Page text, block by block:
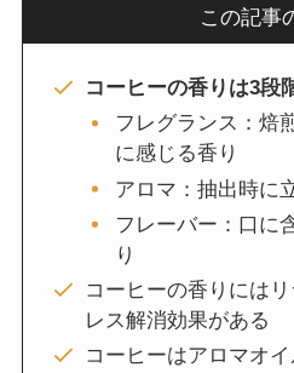
この記事
コーヒーの香りは3段
フレグランス：焙
に感じる香り
アロマ：抽出時に
フレーバー：口に
り
コーヒーの香りには
レス解消効果がある
コーヒーはアロマオ